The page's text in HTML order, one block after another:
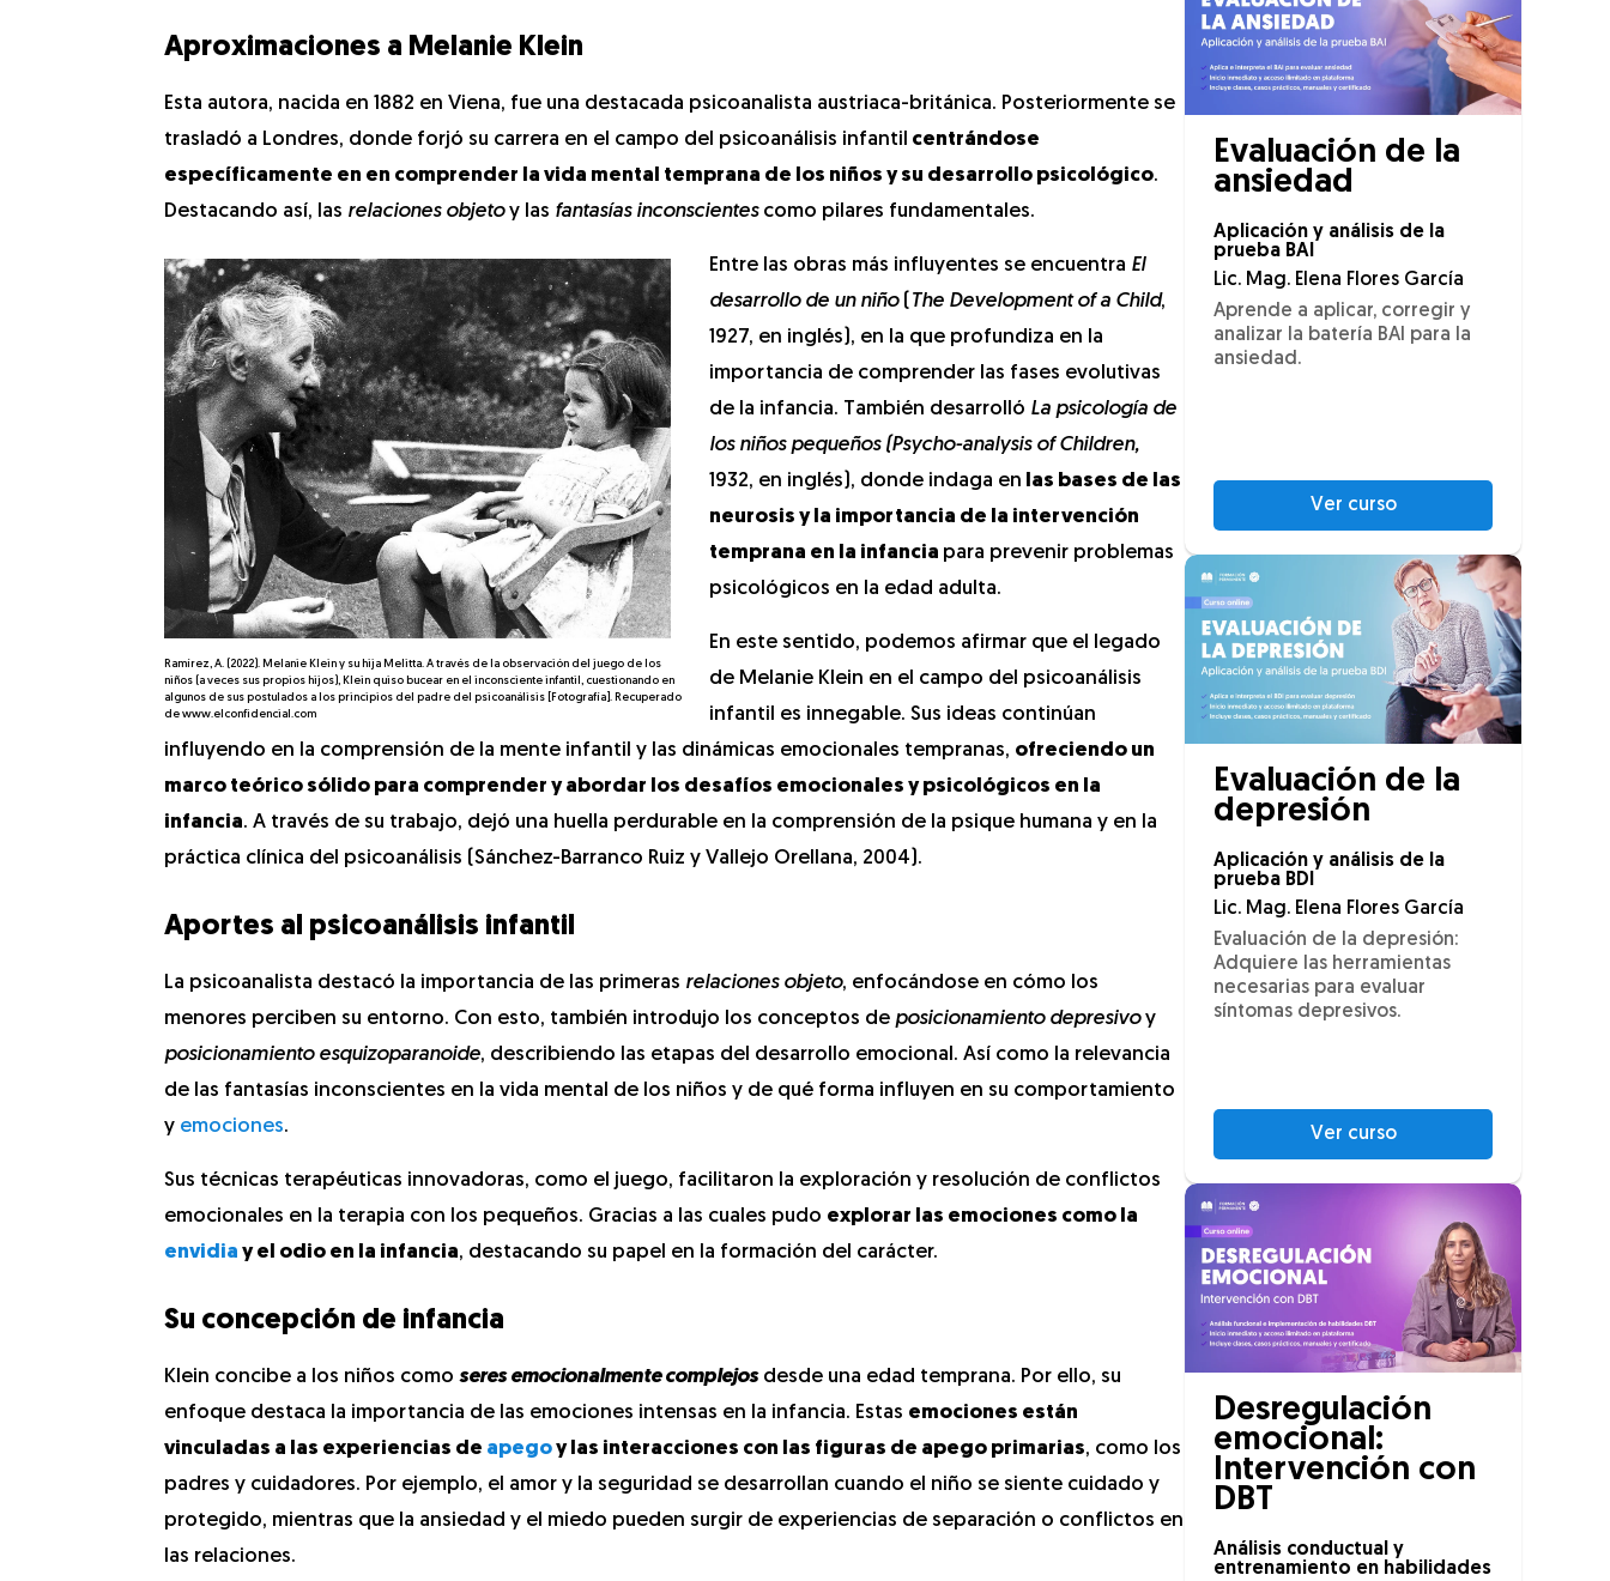
Aproximaciones a Melanie Klein
Esta autora, nacida en 1882 en Viena, fue una destacada psicoanalista austriaca-británica. Posteriormente se
trasladó a Londres, donde forjó su carrera en el campo del psicoanálisis infantil centrándose
específicamente en en comprender la vida mental temprana de los niños y su desarrollo psicológico.
Destacando así, las relaciones objetoy las fantasías inconscientes como pilares fundamentales.
Ramírez, A. (2022). Melanie Klein y su hija Melitta. A través de la observación del juego de los
niños (a veces sus propios hijos), Klein quiso bucear en el inconsciente infantil, cuestionando en
algunos de sus postulados a los principios del padre del psicoanálisis [Fotografía]. Recuperado
de www.elconfidencial.com
Entre las obras más influyentes se encuentra El
desarrollo de un niño( The Development of a Child,
1927, en inglés), en la que profundiza en la
importancia de comprender las fases evolutivas
de la infancia. También desarrolló La psicología de
los niños pequeños (Psycho-analysis of Children,
1932, en inglés), donde indaga en las bases de las
neurosis y la importancia de la intervención
temprana en la infancia para prevenir problemas
psicológicos en la edad adulta.
En este sentido, podemos afirmar que el legado
de Melanie Klein en el campo del psicoanálisis
infantil es innegable. Sus ideas continúan
influyendo en la comprensión de la mente infantil y las dinámicas emocionales tempranas, ofreciendo un
marco teórico sólido para comprender y abordar los desafíos emocionales y psicológicos en la
infancia. A través de su trabajo, dejó una huella perdurable en la comprensión de la psique humana y en la
práctica clínica del psicoanálisis (Sánchez-Barranco Ruiz y Vallejo Orellana, 2004).
Aportes al psicoanálisis infantil
La psicoanalista destacó la importancia de las primeras relaciones objeto, enfocándose en cómo los
menores perciben su entorno. Con esto, también introdujo los conceptos de posicionamiento depresivoy
posicionamiento esquizoparanoide, describiendo las etapas del desarrollo emocional. Así como la relevancia
de las fantasías inconscientes en la vida mental de los niños y de qué forma influyen en su comportamiento
y emociones.
Sus técnicas terapéuticas innovadoras, como el juego, facilitaron la exploración y resolución de conflictos
emocionales en la terapia con los pequeños. Gracias a las cuales pudo explorar las emociones como la
envidia y el odio en la infancia, destacando su papel en la formación del carácter.
Su concepción de infancia
Klein concibe a los niños como seres emocionalmente complejosdesde una edad temprana. Por ello, su
enfoque destaca la importancia de las emociones intensas en la infancia. Estas emociones están
vinculadas a las experiencias de apegoy las interacciones con las figuras de apego primarias, como los
padres y cuidadores. Por ejemplo, el amor y la seguridad se desarrollan cuando el niño se siente cuidado y
protegido, mientras que la ansiedad y el miedo pueden surgir de experiencias de separación o conflictos en
las relaciones.
Evaluación de la
ansiedad
Aplicación y análisis de la
prueba BAI
Lic. Mag. Elena Flores García
Aprende a aplicar, corregir y
analizar la batería BAI para la
ansiedad.
Ver curso
Evaluación de la
depresión
Aplicación y análisis de la
prueba BDI
Lic. Mag. Elena Flores García
Evaluación de la depresión:
Adquiere las herramientas
necesarias para evaluar
síntomas depresivos.
Ver curso
Desregulación
emocional:
Intervención con
DBT
Análisis conductual y
entrenamiento en habilidades